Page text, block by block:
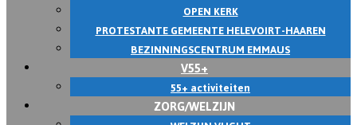
OPEN KERK
PROTESTANTE GEMEENTE HELEVOIRT-HAAREN
BEZINNINGSCENTRUM EMMAUS
V55+
55+ activiteiten
ZORG/WELZIJN